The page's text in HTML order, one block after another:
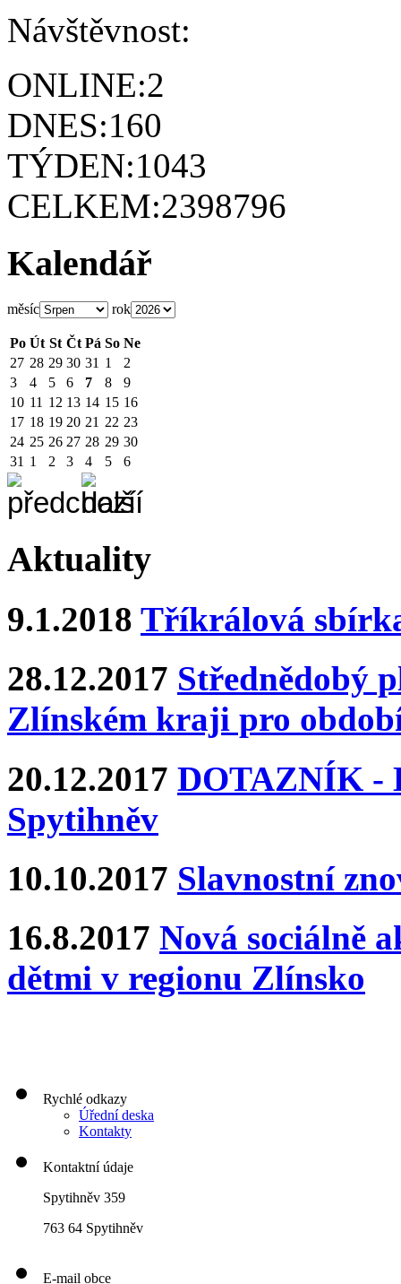
Návštěvnost:
ONLINE:2
DNES:160
TÝDEN:1043
CELKEM:2398796
Kalendář
měsíc rok
Po Út St Čt Pá So Ne
27 28 29 30 31 1
2
3
4 5 6 7 8
9
10 11 12 13 14 15 16
17 18 19 20 21 22 23
24 25 26 27 28 29 30
31 1 2 3 4 5 6
Aktuality
9.1.2018 Tříkrálová
28.12.2017 Střednědobý
Zlínském kraji pro
20.12.2017 DOTAZNÍK -
Spytihněv
10.10.2017 Slavnostní
16.8.2017 Nová sociálně
dětmi v regionu Zlínsko
Rychlé odkazy
Úřední deska
Kontakty
Kontaktní údaje
Spytihněv 359
763 64 Spytihněv
E-mail obce